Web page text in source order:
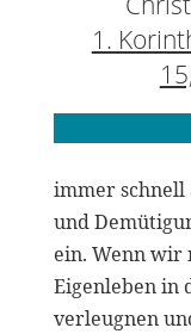
1.
immer schnell
und
ein. Wenn wir
Eigenleben in
verleugnen